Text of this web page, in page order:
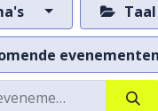
Taal
evenementen